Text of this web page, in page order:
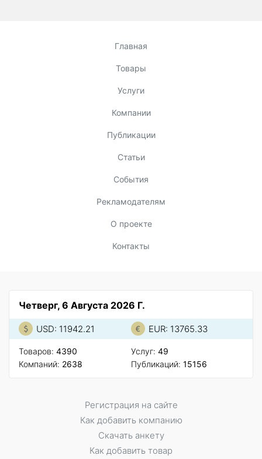
Главная
Товары
Услуги
Компании
Публикации
Статьи
События
Рекламодателям
О проекте
Контакты
Четверг, 6 Августа 2026 Г.
USD: 11942.21 EUR: 13765.33
Товаров: 4390
Компаний: 2638
Услуг: 49
Публикаций: 15156
Регистрация на сайте
Как добавить компанию
Скачать анкету
Как добавить товар